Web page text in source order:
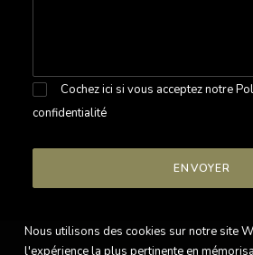
Cochez ici si vous acceptez notre
confidentialité
Nous utilisons des cookies sur notre site
l'expérience la plus pertinente en